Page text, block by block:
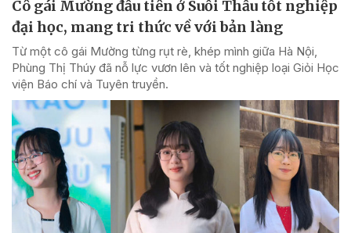
Cô gái Mường đầu tiên ở Suối Thầu tốt nghiệp
đại học, mang tri thức về với bản làng
Từ một cô gái Mường từng rụt rè, khép mình giữa Hà Nội,
Phùng Thị Thúy đã nỗ lực vươn lên và tốt nghiệp loại Giỏi Học
viện Báo chí và Tuyên truyền.